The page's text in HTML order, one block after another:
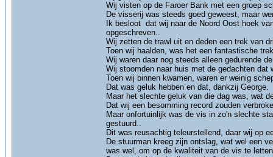
Wij visten op de Faroer Bank met een groep
De visserij was steeds goed geweest, maar
Ik besloot dat wij naar de Noord Oost hoek
opgeschreven..
Wij zetten de trawl uit en deden een trek van
Toen wij haalden, was het een fantastische
Wij waren daar nog steeds alleen gedurende
Wij stoomden naar huis met de gedachten
Toen wij binnen kwamen, waren er weinig
Dat was geluk hebben en dat, dankzij George.
Maar het slechte geluk van die dag was, wat
Dat wij een besomming record zouden
Maar onfortuinlijk was de vis in zo'n slechte
gestuurd..
Dit was reusachtig teleurstellend, daar wij op
De stuurman kreeg zijn ontslag, wat wel een
was wel, om op de kwaliteit van de vis te